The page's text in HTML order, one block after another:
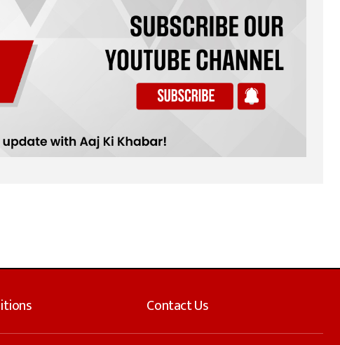
Contact Us